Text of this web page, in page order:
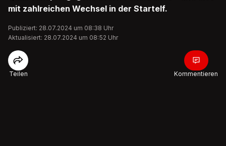
mit zahlreichen Wechsel in der Startelf.
Publiziert: 28.07.2024 um 08:38 Uhr
Aktualisiert: 28.07.2024 um 08:52 Uhr
Teilen Kommentieren